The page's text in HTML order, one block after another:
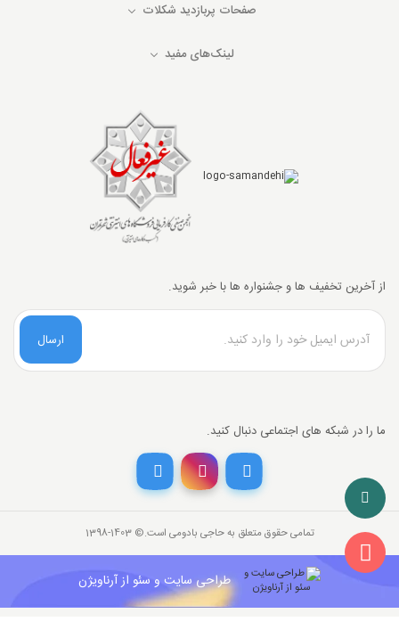
تخفیف خرید نقدی
با انتخاب درگاه پرداخت حاجی بادومی از 3% خرید نقدی تخفیف بگیرید.
قیمت جدید کالا
با احتساب تخفیف 841,142
صفحات پربازدید شکلات
لینک‌های مفید
از آخرین تخفیف ها و جشنواره ها با خبر شوید.
ارسال
ما را در شبکه های اجتماعی دنبال کنید.
تمامی حقوق متعلق به حاجی بادومی است.©‏ 1398-1403
طراحی سایت و سئو از آرناویژن